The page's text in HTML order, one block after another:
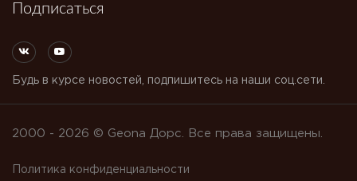
Подписаться
Будь в курсе новостей, подпишитесь на наши соц.сети.
2000 - 2026 © Geona Дорс. Все права защищены.
Политика конфиденциальности